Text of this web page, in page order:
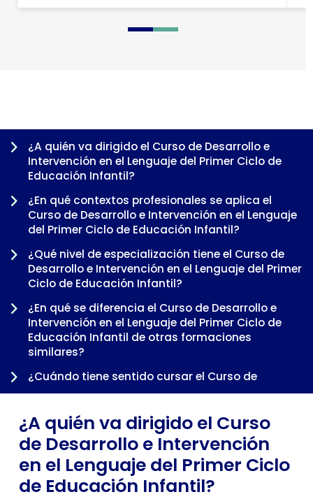
0 1 2 3
¿A quién va dirigido el Curso de Desarrollo e
Intervención en el Lenguaje del Primer Ciclo de
Educación Infantil?
¿En qué contextos profesionales se aplica el
Curso de Desarrollo e Intervención en el Lenguaje
del Primer Ciclo de Educación Infantil?
¿Qué nivel de especialización tiene el Curso de
Desarrollo e Intervención en el Lenguaje del Primer
Ciclo de Educación Infantil?
¿En qué se diferencia el Curso de Desarrollo e
Intervención en el Lenguaje del Primer Ciclo de
Educación Infantil de otras formaciones
similares?
¿Cuándo tiene sentido cursar el Curso de
Desarrollo e Intervención en el Lenguaje del Primer
trayectoria profesional?
¿A quién va dirigido el Curso
de Desarrollo e Intervención
en el Lenguaje del Primer Ciclo
de Educación Infantil?